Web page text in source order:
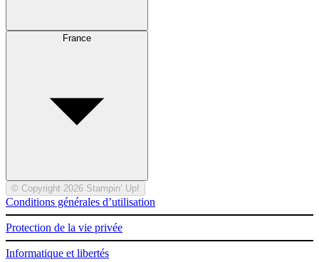
France
© Copyright 2026 Stampin’ Up!
Conditions générales d’utilisation
Protection de la vie privée
Informatique et libertés